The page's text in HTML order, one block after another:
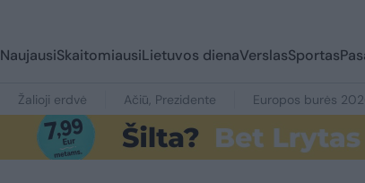
NaujausiSkaitomiausiLietuvos dienaVerslasSportas
Žalioji erdvė Ačiū, Prezidente Europos burės